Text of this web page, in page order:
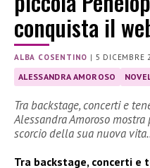
conquista il
ALBA COSENTINO | 5 DICEMBRE
ALESSANDRA AMOROSO
Tra backstage, concerti e
Alessandra Amoroso
scorcio della sua nuova
Tra backstage, concerti e